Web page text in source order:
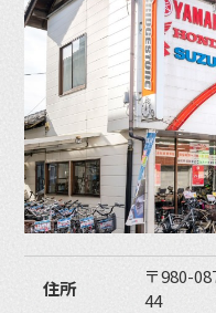
住所
〒980-
44